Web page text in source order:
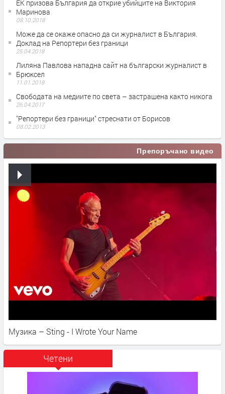
ЕК призова България да открие убийците на Виктория
Маринова
08.10.2018
Може да се окаже опасно да си журналист в България.
Доклад на Репортери без граници
25.04.2018
Лиляна Павлова нападна сайт на български журналист в
Брюксел
11.01.2018
Свободата на медиите по света – застрашена както никога
26.04.2017
"Репортери без граници" стреснати от Борисов
08.02.2013
Препоръчано видео
Музика – Sting - I Wrote Your Name
Четени